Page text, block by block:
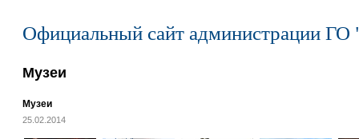
Официальный сайт администрации ГО
Музеи
Музеи
25.02.2014